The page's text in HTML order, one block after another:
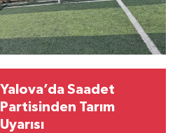
Yalova’da Saadet
Partisinden Tarım
Uyarısı